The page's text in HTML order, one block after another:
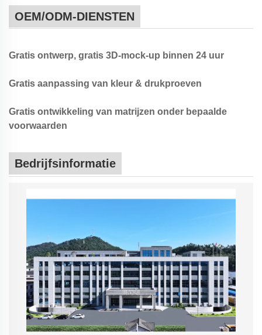
OEM/ODM-DIENSTEN
Gratis ontwerp, gratis 3D-mock-up binnen 24 uur
Gratis aanpassing van kleur & drukproeven
Gratis ontwikkeling van matrijzen onder bepaalde
voorwaarden
Bedrijfsinformatie